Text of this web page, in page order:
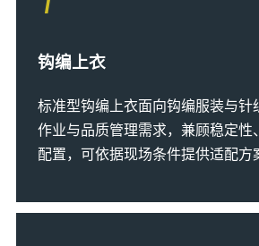
钩编上衣
标准型钩编上衣面向钩编服装与针
作业与品质管理需求，兼顾稳定性
配置，可依据现场条件提供适配方